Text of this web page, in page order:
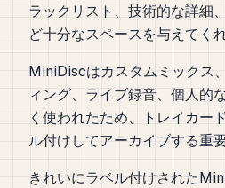
ラックリスト、技術的な詳細
ど十分なスペースを与えてく
MiniDiscはカスタムミックス
ィング、ライブ録音、個人的
く使われたため、トレイカー
ル付けしてアーカイブする重
きれいにラベル付けされた